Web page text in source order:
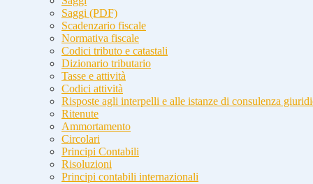
Saggi (PDF)
Scadenzario fiscale
Normativa fiscale
Codici tributo e catastali
Dizionario tributario
Tasse e attività
Codici attività
Risposte agli interpelli e alle istanze di consulenza
Ritenute
Ammortamento
Circolari
Principi Contabili
Risoluzioni
Principi contabili internazionali